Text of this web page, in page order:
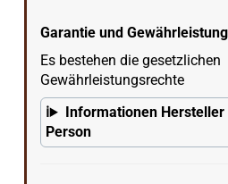
Garantie und
Es bestehen die gesetzlichen
Gewährleistungsrechte
Informationen
Person